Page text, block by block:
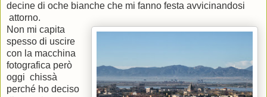
decine di oche bianche che mi fanno festa avvicinandosi
attorno.
Non mi capita
spesso di uscire
con la macchina
fotografica però
oggi chissà
perché ho deciso